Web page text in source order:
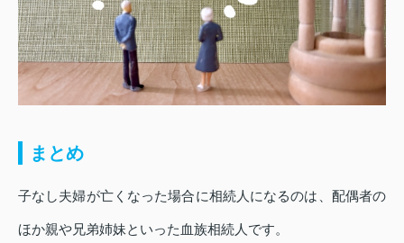
まとめ
子なし夫婦が亡くなった場合に相続人になるのは、配偶者の
ほか親や兄弟姉妹といった血族相続人です。